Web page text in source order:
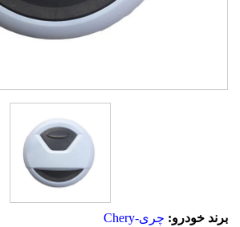
برند خودرو: چری-Chery